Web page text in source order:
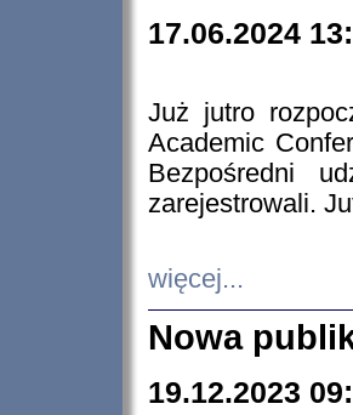
17.06.2024
Już jutro
Academic
Bezpośredni
zarejestrowali.
więcej...
Nowa
19.12.2023